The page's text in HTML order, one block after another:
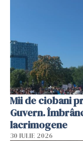
Mii de ciobani
Guvern.
lacrimogene
30 IULIE 2026